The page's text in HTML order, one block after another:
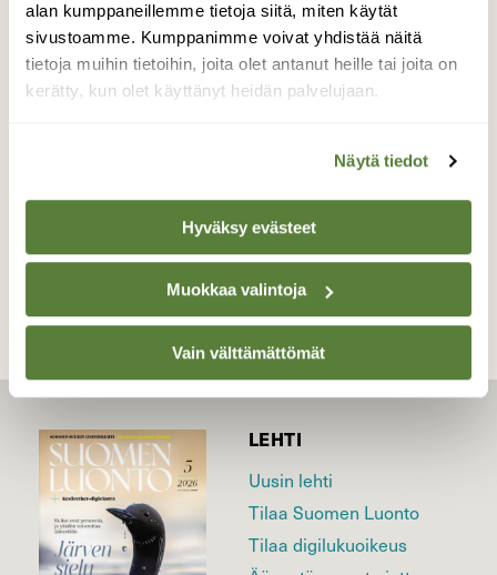
alan kumppaneillemme tietoja siitä, miten käytät
sivustoamme. Kumppanimme voivat yhdistää näitä
tietoja muihin tietoihin, joita olet antanut heille tai joita on
kerätty, kun olet käyttänyt heidän palvelujaan.
Näytä tiedot
Hyväksy evästeet
Muokkaa valintoja
Vain välttämättömät
Syksy saapuu…
Syksy saapuu… Masku 29.8.2025
TAKAISIN LISTAAN
LEHTI
Uusin lehti
Tilaa Suomen Luonto
Tilaa digilukuoikeus